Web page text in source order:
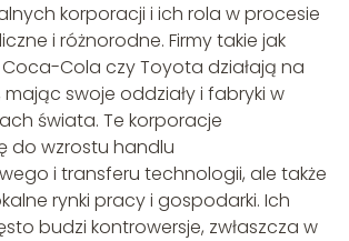
korporacji i ich rola w procesie
i różnorodne. Firmy takie jak
Cola czy Toyota działają na
swoje oddziały i fabryki w
świata. Te korporacje
do wzrostu handlu
i transferu technologii, ale także
rynki pracy i gospodarki. Ich
budzi kontrowersje, zwłaszcza w